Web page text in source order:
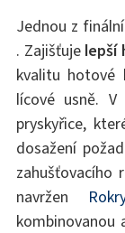
Jednou z
. Zajišťuje lepší
kvalitu hotové
lícové usně.
pryskyřice,
dosažení
navržen
kombinovanou